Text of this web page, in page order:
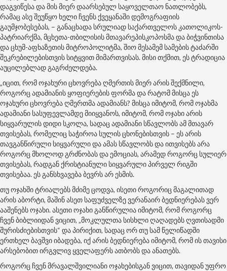
დაგვიწესა და მის მიერ დაარსებულ საყოველთაო ნათლობებს,
რამაც ასე შეუწყო ხელი ჩვენს ქვეყანაში დემოგრაფიის
გაუმჯობესებას, – განაცხადა სრულიად საქართველოს კათოლიკოს-
პატრიარქმა, მცხეთა-თბილისის მთავარეპისკოპოსმა და ბიჭვინთისა
და ცხუმ-აფხაზეთის მიტროპოლიტმა, შიო მესამემ სამების ტაძარში
შეკრებილებისთვის სიტყვით მიმართვისას. მისი თქმით, ეს ტრადიცია
აუცილებლად გაგრძელდება.
„იცით, რომ ოჯახური ცხოვრება ღმერთის მიერ არის შექმნილი,
როგორც ადამიანის ყოფიერების ფორმა და რატომ მისცა ეს
ოჯახური ცხოვრება ღმერთმა ადამიანს? მისცა იმიტომ, რომ ოჯახმა
ადამიანი სასუფევლამდე მიიყვანოს, იმიტომ, რომ ოჯახი არის
სიყვარულის დიდი სკოლა, სადაც ადამიანი სწავლობს ამ მთავარ
თვისებას, რომელიც საჭიროა სულის ცხონებისთვის – ეს არის
თავგანწირული სიყვარული და ამას სწავლობს და ითვისებს არა
როგორც მხოლოდ გრძნობას და ემოციას, არამედ როგორც სულიერ
თვისებას, რადგან ქრისტიანული სიყვარული პირველ რიგში
თვისებაა. ეს განსხვავება ბევრს არ ესმის.
თუ ოჯახში ტრიალებს მძიმე ცოდვა, ისეთი როგორიც მაგალითად
არის აბორტი, მაშინ ასეთ საფუძველზე ვერანაირ ბედნიერებას ვერ
ააშენებს ოჯახი. ასეთი ოჯახი განწირულია იმიტომ, რომ როგორც
ჩვენ ბიბლიიდან ვიცით, „მოკლულთა სისხლი ღაღადებს ღვთისადმი
შურისძიებისთვის“ და პირიქით, სადაც ორ თუ სამ წელიწადში
ერთხელ ბავშვი იბადება, იქ არის ბედნიერება იმიტომ, რომ ის თავისი
არსებობით ირგვლივ ყველაფერს ათბობს და ანათებს.
როგორც ჩვენ მრავალშვილიანი ოჯახებისგან ვიცით, თავიდან უფრო